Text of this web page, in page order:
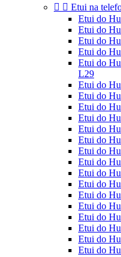
  Etui na
Etui do
Etui do
Etui do
Etui do
Etui do
L29
Etui do
Etui do
Etui do
Etui do
Etui do
Etui do
Etui do
Etui do
Etui do
Etui do
Etui do
Etui do
Etui do
Etui do
Etui do
Etui do